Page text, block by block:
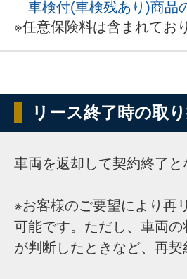
車検付(車検残あり)商品
※任意保険料は含まれてお
リース終了時の取
車両を返却して契約終了
※お客様のご要望により再
可能です。ただし、車両
が判断したときなど、再